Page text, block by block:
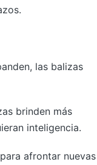
las balizas
brinden más
inteligencia.
afrontar nuevas